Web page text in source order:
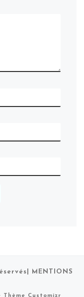
| MENTIONS
Thème Customizr